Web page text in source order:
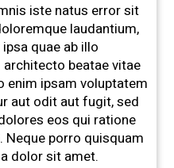
iste natus error sit
laudantium,
quae ab illo
beatae vitae
enim ipsam voluptatem
aut odit aut fugit, sed
eos qui ratione
porro quisquam
dolor sit amet.